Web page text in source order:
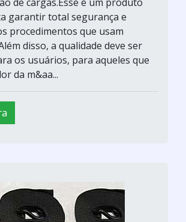
garantir total segurança e
procedimentos que usam
disso, a qualidade deve ser
os usuários, para aqueles que
da m&aa...